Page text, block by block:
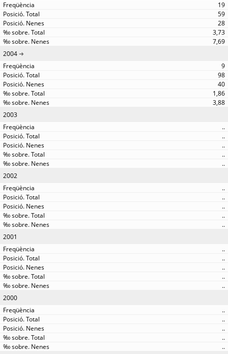
19
59
28
3,73
7,69
2004
9
98
40
1,86
3,88
2003
..
..
..
..
..
2002
..
..
..
..
..
2001
..
..
..
..
..
2000
..
..
..
..
..